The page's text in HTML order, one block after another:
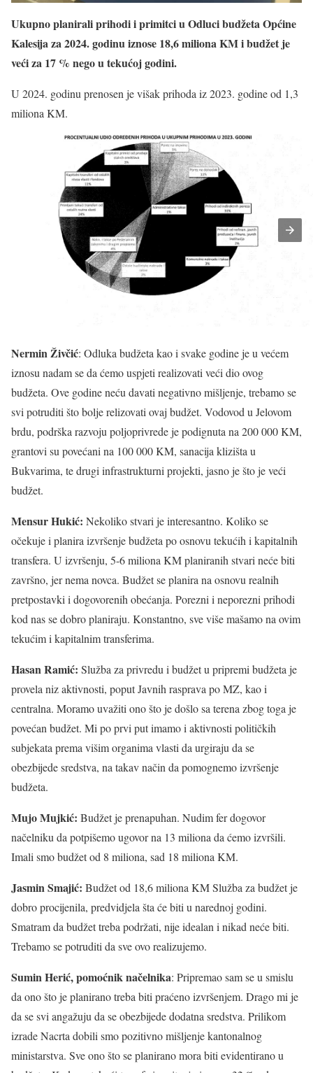
Ukupno planirali prihodi i primitci u Odluci budžeta Općine
Kalesija za 2024. godinu iznose 18,6 miliona KM i budžet je
veći za 17 % nego u tekućoj godini.
U 2024. godinu prenosen je višak prihoda iz 2023. godine od 1,3
miliona KM.
Nermin Živčić: Odluka budžeta kao i svake godine je u većem
iznosu nadam se da ćemo uspjeti realizovati veći dio ovog
budžeta. Ove godine neću davati negativno mišljenje, trebamo se
svi potruditi što bolje relizovati ovaj budžet. Vodovod u Jelovom
brdu, podrška razvoju poljoprivrede je podignuta na 200 000 KM,
grantovi su povećani na 100 000 KM, sanacija klizišta u
Bukvarima, te drugi infrastrukturni projekti, jasno je što je veći
budžet.
Mensur Hukić: Nekoliko stvari je interesantno. Koliko se
očekuje i planira izvršenje budžeta po osnovu tekućih i kapitalnih
transfera. U izvršenju, 5-6 miliona KM planiranih stvari neće biti
završno, jer nema novca. Budžet se planira na osnovu realnih
pretpostavki i dogovorenih obećanja. Porezni i neporezni prihodi
kod nas se dobro planiraju. Konstantno, sve više mašamo na ovim
tekućim i kapitalnim transferima.
Hasan Ramić: Služba za privredu i budžet u pripremi budžeta je
provela niz aktivnosti, poput Javnih rasprava po MZ, kao i
centralna. Moramo uvažiti ono što je došlo sa terena zbog toga je
povećan budžet. Mi po prvi put imamo i aktivnosti političkih
subjekata prema višim organima vlasti da urgiraju da se
obezbijede sredstva, na takav način da pomognemo izvršenje
budžeta.
Mujo Mujkić: Budžet je prenapuhan. Nudim fer dogovor
načelniku da potpišemo ugovor na 13 miliona da ćemo izvršili.
Imali smo budžet od 8 miliona, sad 18 miliona KM.
Jasmin Smajić: Budžet od 18,6 miliona KM Služba za budžet je
dobro procijenila, predvidjela šta će biti u narednoj godini.
Smatram da budžet treba podržati, nije idealan i nikad neće biti.
Trebamo se potruditi da sve ovo realizujemo.
Sumin Herić, pomoćnik načelnika: Pripremao sam se u smislu
da ono što je planirano treba biti praćeno izvršenjem. Drago mi je
da se svi angažuju da se obezbijede dodatna sredstva. Prilikom
izrade Nacrta dobili smo pozitivno mišljenje kantonalnog
ministarstva. Sve ono što se planirano mora biti evidentirano u